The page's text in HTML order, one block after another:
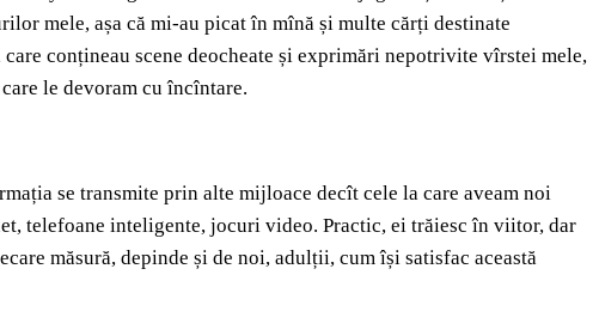
mele, așa că mi-au picat în mînă și multe cărți destinate
care conțineau scene deocheate și exprimări nepotrivite vîrstei mele,
le devoram cu încîntare.
se transmite prin alte mijloace decît cele la care aveam noi
telefoane inteligente, jocuri video. Practic, ei trăiesc în viitor, dar
măsură, depinde și de noi, adulții, cum își satisfac această